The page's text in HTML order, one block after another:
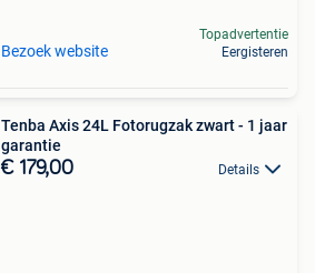
Bezoek website
Topadvertentie
Eergisteren
Tenba Axis 24L Fotorugzak zwart - 1 jaar
garantie
€ 179,00 Details